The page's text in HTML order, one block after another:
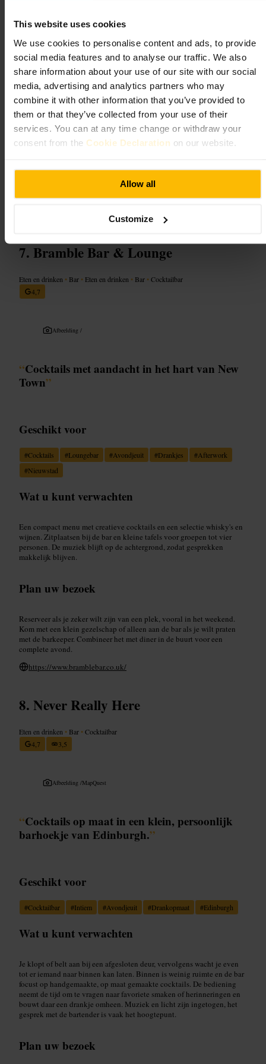
This website uses cookies
We use cookies to personalise content and ads, to provide
social media features and to analyse our traffic. We also
share information about your use of our site with our social
media, advertising and analytics partners who may
combine it with other information that you’ve provided to
them or that they’ve collected from your use of their
services. You can at any time change or withdraw your
consent from the Cookie Declaration on our website.
Allow all
Customize
#Avondjeuit #Livemuziek
Wat u kunt verwachten
Een energieke avondplek met lokale bands en dj-sets. Muziek staat
centraal, soms vrij luid tijdens optredens. De kaart biedt cocktails en
stevige late-night gerechten zoals burgers en friet. Personeel is snel en
attent, de ruimte wordt netjes gehouden.
Plan uw bezoek
sociale kanalen voor de line-up als je voor een specifieke act komt.
Neem contactloos betalen mee, de service is vlot.
https://www.freddysedin.com/
Bramble Bar & Lounge
Eten en drinken • Bar • Eten en drinken • Bar •Cocktailbar
4,7
Afbeelding /
“Cocktails met aandacht in het hart van New
Town”
Geschikt voor
#Cocktails #Loungebar #Avondjeuit #Drankjes #Afterwork
#Nieuwstad
Wat u kunt verwachten
Een compact menu met creatieve cocktails en een selectie whisky's en
wijnen. Zitplaatsen bij de bar en kleine tafels voor groepen tot vier
personen. De muziek blijft op de achtergrond, zodat gesprekken
makkelijk blijven.
Plan uw bezoek
Reserveer als je zeker wilt zijn van een plek, vooral in het weekend.
Kom met een klein gezelschap of alleen aan de bar als je wilt praten
met de barkeeper. Combineer het met diner in de buurt voor een
complete avond.
https://www.bramblebar.co.uk/
Never Really Here
Eten en drinken • Bar •Cocktailbar
4,7
3,5
Afbeelding /MapQuest
“Cocktails op maat in een klein, persoonlijk
barhoekje van Edinburgh.”
Geschikt voor
#Cocktailbar #Intiem #Avondjeuit #Drankopmaat #Edinburgh
Wat u kunt verwachten
Je klopt of belt aan bij een afgesloten deur, vervolgens wacht je even
tot er iemand naar binnen kan laten. Binnen is weinig ruimte en de bar
focust op handgemaakte, op maat gemaakte cocktails. De bediening
neemt de tijd om te vragen naar favoriete smaken of herinneringen en
bouwt daar een drankje omheen. Muziek en licht zijn ingetogen, het
gesprek met de bartender is vaak het hoogtepunt.
Plan uw bezoek